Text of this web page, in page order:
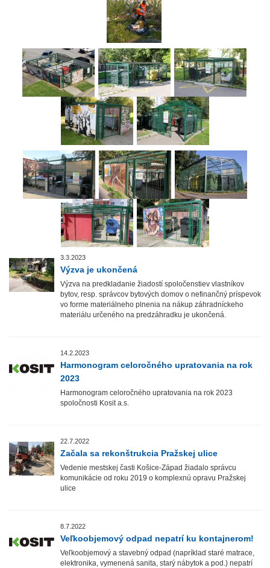
3.3.2023
Výzva je ukončená
Výzva na predkladanie žiadostí spoločenstiev vlastníkov
bytov, resp. správcov bytových domov o nefinančný príspevok
vo forme materiálneho plnenia na nákup záhradníckeho
materiálu určeného na predzáhradku je ukončená.
14.2.2023
Harmonogram celoročného upratovania na rok
2023
Harmonogram celoročného upratovania na rok 2023
spoločnosti Kosit a.s.
22.7.2022
Začala sa rekonštrukcia Pražskej ulice
Vedenie mestskej časti Košice-Západ žiadalo správcu
komunikácie od roku 2019 o komplexnú opravu Pražskej
ulice
8.7.2022
Veľkoobjemový odpad nepatrí ku kontajnerom!
Veľkoobjemový a stavebný odpad (napríklad staré matrace,
elektronika, vymenená sanita, starý nábytok a pod.) nepatrí